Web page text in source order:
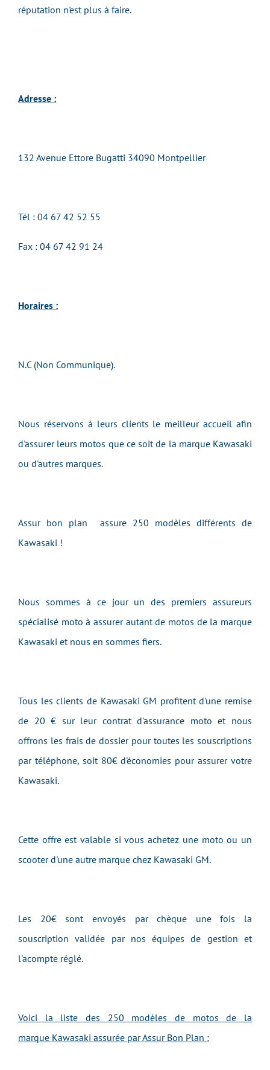
réputation n'est plus à faire.
Adresse :
132 Avenue Ettore Bugatti 34090 Montpellier
Tél : 04 67 42 52 55
Fax : 04 67 42 91 24
Horaires :
N.C (Non Communique).
Nous réservons à leurs clients le meilleur accueil afin
d'assurer leurs motos que ce soit de la marque Kawasaki
ou d'autres marques.
Assur bon plan assure 250 modèles différents de
Kawasaki !
Nous sommes à ce jour un des premiers assureurs
spécialisé moto à assurer autant de motos de la marque
Kawasaki et nous en sommes fiers.
Tous les clients de Kawasaki GM profitent d'une remise
de 20 € sur leur contrat d'assurance moto et nous
offrons les frais de dossier pour toutes les souscriptions
par téléphone, soit 80€ d'économies pour assurer votre
Kawasaki.
Cette offre est valable si vous achetez une moto ou un
scooter d'une autre marque chez Kawasaki GM.
Les 20€ sont envoyés par chèque une fois la
souscription validée par nos équipes de gestion et
l'acompte réglé.
Voici la liste des 250 modèles de motos de la
marque Kawasaki assurée par Assur Bon Plan :